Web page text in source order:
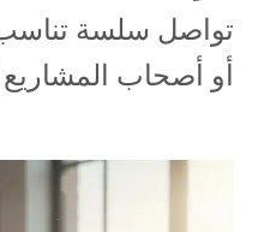
تواصل سلسة تناسب
أو أصحاب